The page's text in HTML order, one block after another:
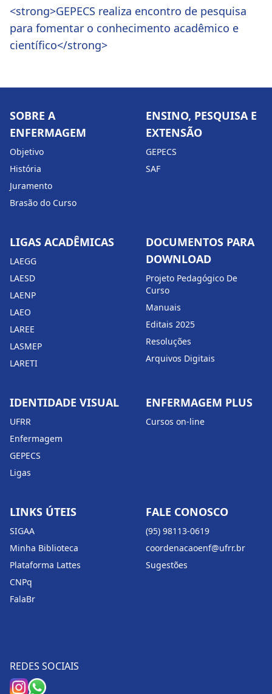
<strong>GEPECS realiza encontro de pesquisa
para fomentar o conhecimento acadêmico e
científico</strong>
SOBRE A
ENFERMAGEM
Objetivo
História
Juramento
Brasão do Curso
ENSINO, PESQUISA E
EXTENSÃO
GEPECS
SAF
LIGAS ACADÊMICAS
LAEGG
LAESD
LAENP
LAEO
LAREE
LASMEP
LARETI
DOCUMENTOS PARA
DOWNLOAD
Projeto Pedagógico De
Curso
Manuais
Editais 2025
Resoluções
Arquivos Digitais
IDENTIDADE VISUAL
UFRR
Enfermagem
GEPECS
Ligas
ENFERMAGEM PLUS
Cursos on-line
LINKS ÚTEIS
SIGAA
Minha Biblioteca
Plataforma Lattes
CNPq
FalaBr
FALE CONOSCO
(95) 98113-0619
coordenacaoenf@ufrr.br
Sugestões
REDES SOCIAIS